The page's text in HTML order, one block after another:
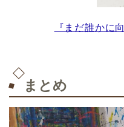
『まだ誰かに
まとめ